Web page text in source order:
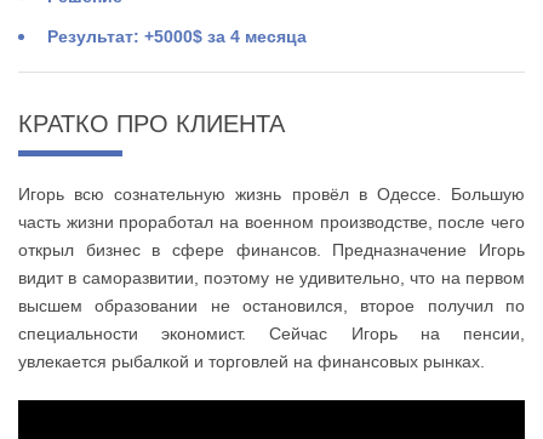
Результат: +5000$ за 4 месяца
КРАТКО ПРО КЛИЕНТА
Игорь всю сознательную жизнь провёл в Одессе. Большую
часть жизни проработал на военном производстве, после чего
открыл бизнес в сфере финансов. Предназначение Игорь
видит в саморазвитии, поэтому не удивительно, что на первом
высшем образовании не остановился, второе получил по
специальности экономист. Сейчас Игорь на пенсии,
увлекается рыбалкой и торговлей на финансовых рынках.